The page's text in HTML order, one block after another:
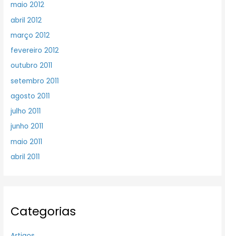
maio 2012
abril 2012
março 2012
fevereiro 2012
outubro 2011
setembro 2011
agosto 2011
julho 2011
junho 2011
maio 2011
abril 2011
Categorias